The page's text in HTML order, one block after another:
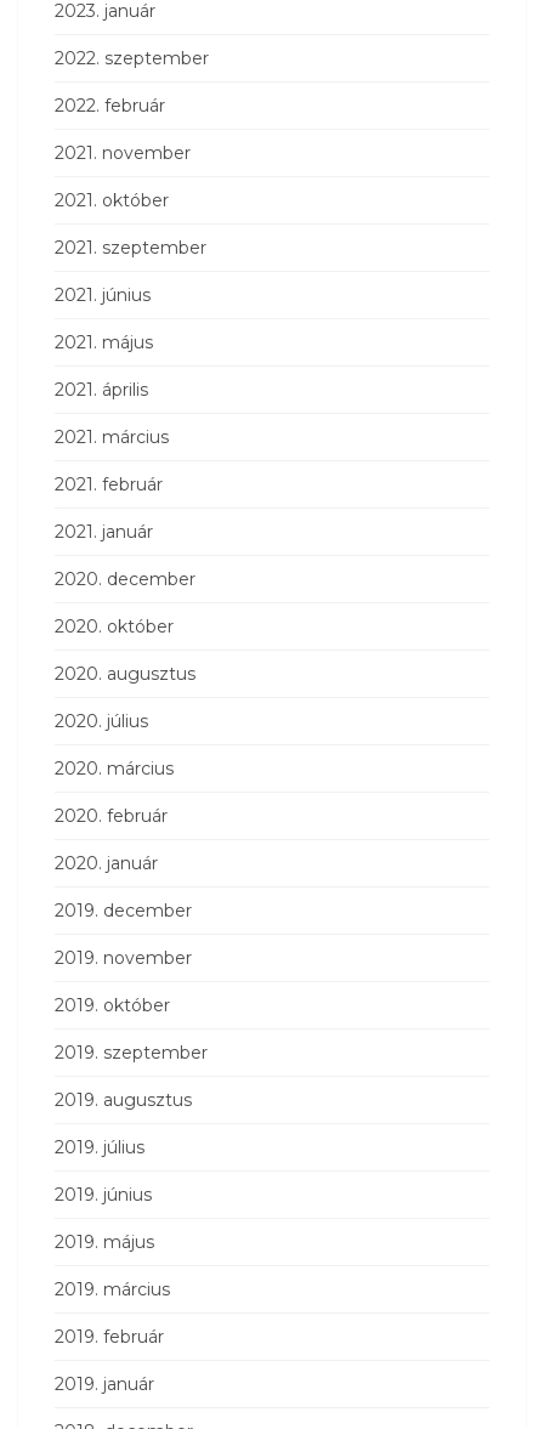
2023. január
2022. szeptember
2022. február
2021. november
2021. október
2021. szeptember
2021. június
2021. május
2021. április
2021. március
2021. február
2021. január
2020. december
2020. október
2020. augusztus
2020. július
2020. március
2020. február
2020. január
2019. december
2019. november
2019. október
2019. szeptember
2019. augusztus
2019. július
2019. június
2019. május
2019. március
2019. február
2019. január